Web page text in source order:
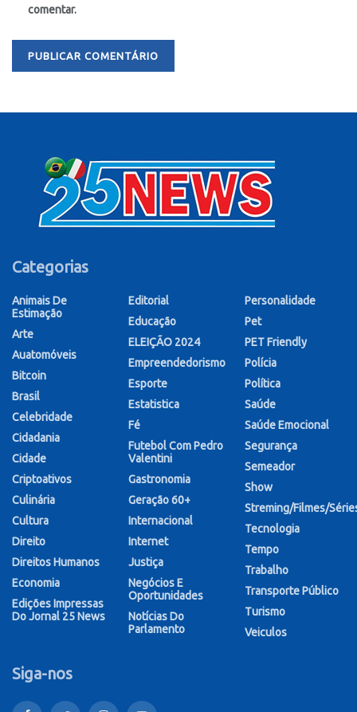
comentar.
Categorias
Animais De
Estimação
Arte
Auatomóveis
Bitcoin
Brasil
Celebridade
Cidadania
Cidade
Criptoativos
Culinária
Cultura
Direito
Direitos Humanos
Economia
Edições Impressas
Do Jornal 25 News
Editorial
Educação
ELEIÇÃO 2024
Empreendedorismo
Esporte
Estatistica
Fé
Futebol Com Pedro
Valentini
Gastronomia
Geração 60+
Internacional
Internet
Justiça
Negócios E
Oportunidades
Notícias Do
Parlamento
Personalidade
Pet
PET Friendly
Polícia
Política
Saúde
Saúde Emocional
Segurança
Semeador
Show
Streming/Filmes/
Tecnologia
Tempo
Trabalho
Transporte Público
Turismo
Veiculos
Siga-nos